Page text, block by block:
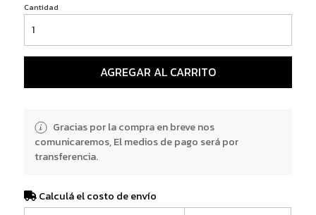
Cantidad
AGREGAR AL CARRITO
Gracias por la compra en breve nos
comunicaremos, El medios de pago será por
transferencia.
Calculá el costo de envío